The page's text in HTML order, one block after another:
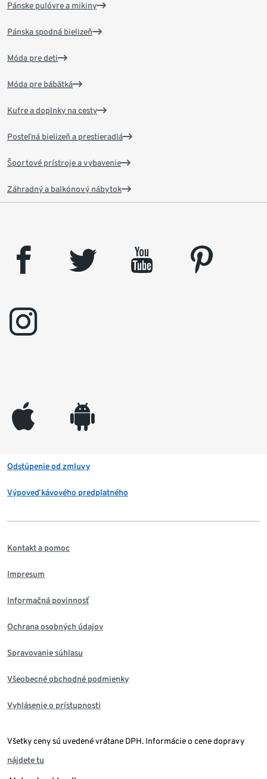
Pánske pulóvre a mikiny
Pánska spodná bielizeň
Móda pre deti
Móda pre bábätká
Kufre a doplnky na cesty
Posteľná bielizeň a prestieradlá
Športové prístroje a vybavenie
Záhradný a balkónový nábytok
facebook twitter youtube
pinterest
instagram
appleinc android
Odstúpenie od zmluvy
Výpoveď kávového predplatného
Kontakt a pomoc
Impresum
Informačná povinnosť
Ochrana osobných údajov
Spravovanie súhlasu
Všeobecné obchodné podmienky
Vyhlásenie o prístupnosti
Všetky ceny sú uvedené vrátane DPH. Informácie o cene dopravy
nájdete tu